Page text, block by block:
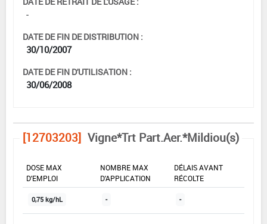
-
DATE DE FIN DE DISTRIBUTION :
30/10/2007
DATE DE FIN D'UTILISATION :
30/06/2008
[12703203] Vigne*Trt Part.Aer.*Mildiou(s)
DOSE MAX
D'EMPLOI
NOMBRE MAX
D'APPLICATION
DÉLAIS AVANT
RÉCOLTE
0,75 kg/hL - -